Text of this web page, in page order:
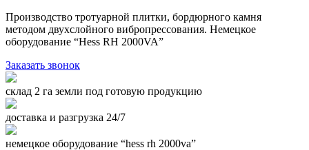
Производство тротуарной плитки, бордюрного камня
методом двухслойного вибропресcования. Немецкое
оборудование “Hess RH 2000VA”
Заказать звонок
склад 2 га земли под готовую продукцию
доставка и разгрузка 24/7
немецкое оборудование “hess rh 2000va”